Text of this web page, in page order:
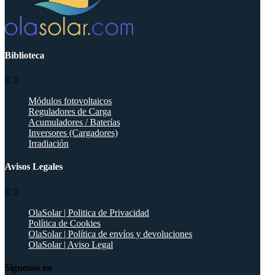
Biblioteca
 
Módulos fotovoltaicos
Reguladores de Carga
Acumuladores / Baterías
Inversores (Cargadores)
Irradiación
Avisos Legales
 
OlaSolar | Politica de Privacidad
Política de Cookies
OlaSolar | Política de envíos y devoluciones
OlaSolar | Aviso Legal
Siguenos en